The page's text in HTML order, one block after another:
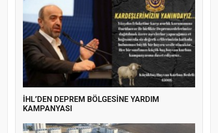
İHL’DEN DEPREM BÖLGESİNE YARDIM
KAMPANYASI